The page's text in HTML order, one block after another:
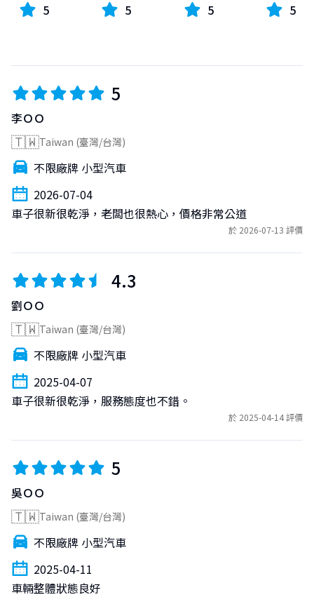
5 5 5 5
5
李ＯＯ
🇹🇼Taiwan (臺灣/台灣)
不限廠牌 小型汽車
2026-07-04
車子很新很乾淨，老闆也很熱心，價格非常公道
於 2026-07-13 評價
4.3
劉ＯＯ
🇹🇼Taiwan (臺灣/台灣)
不限廠牌 小型汽車
2025-04-07
車子很新很乾淨，服務態度也不錯。
於 2025-04-14 評價
5
吳ＯＯ
🇹🇼Taiwan (臺灣/台灣)
不限廠牌 小型汽車
2025-04-11
車輛整體狀態良好